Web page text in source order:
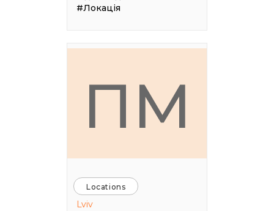
#Локація
ПМ
Locations
Lviv